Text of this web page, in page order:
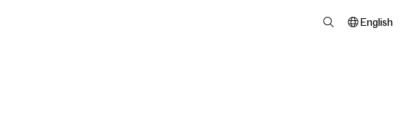
English